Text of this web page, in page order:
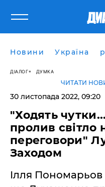
Новини Україна
ДІАЛОГ ДУМКА
ЧИТАТИ
30 листопада 2022, 09:20
"Ходять
пролив світло
переговори"
Заходом
Ілля Пономарьов